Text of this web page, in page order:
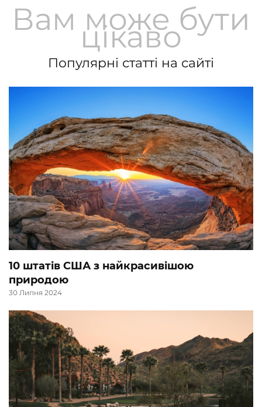
Вам може бути
цікаво
Популярні статті на сайті
10 штатів США з найкрасивішою
природою
30 Липня 2024